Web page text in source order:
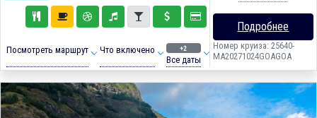
Посмотреть маршрут Что включено +2
Все даты
Подробнее
Номер круиза: 25640-
MA20271024GOAGOA